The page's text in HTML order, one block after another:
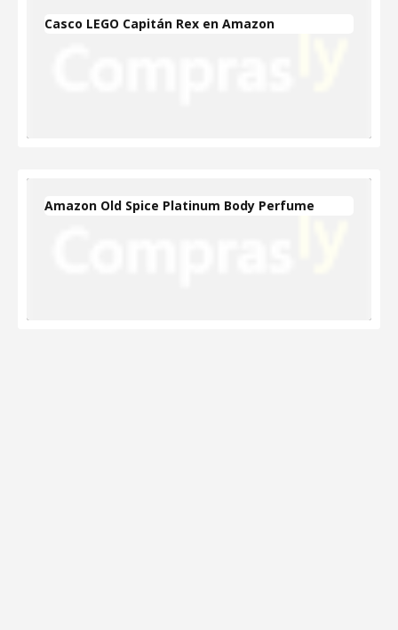
Casco LEGO Capitán Rex en Amazon
Amazon Old Spice Platinum Body Perfume